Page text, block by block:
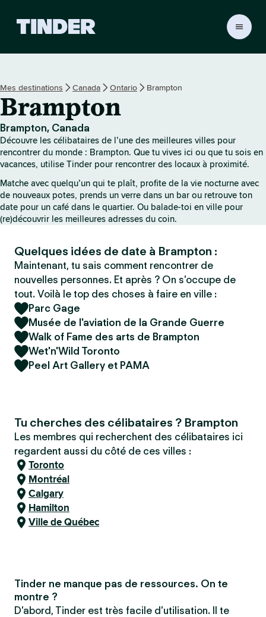
i
l
T
n
d
e
Mes destinations Canada Ontario Brampton
Brampton
Brampton, Canada
Découvre les célibataires de l’une des meilleures villes pour
rencontrer du monde : Brampton. Que tu vives ici ou que tu sois en
vacances, utilise Tinder pour rencontrer des locaux à proximité.
Matche avec quelqu’un qui te plaît, profite de la vie nocturne avec
de nouveaux potes, prends un verre dans un bar ou retrouve ton
date pour un café dans le quartier. Ou balade-toi en ville pour
(re)découvrir les meilleures adresses du coin.
Quelques idées de date à Brampton :
Maintenant, tu sais comment rencontrer de
nouvelles personnes. Et après ? On s’occupe de
tout. Voilà le top des choses à faire en ville :
Parc Gage
Musée de l'aviation de la Grande Guerre
Walk of Fame des arts de Brampton
Wet'n'Wild Toronto
Peel Art Gallery et PAMA
Tu cherches des célibataires ? Brampton
Les membres qui recherchent des célibataires ici
regardent aussi du côté de ces villes :
Toronto
Montréal
Calgary
Hamilton
Ville de Québec
Tinder ne manque pas de ressources. On te
montre ?
D’abord, Tinder est très facile d’utilisation. Il te